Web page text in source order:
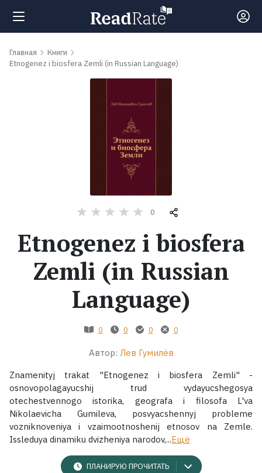
Поиск
обсуждаемые
Авторы
Коллекции
Главная
Книги
Etnogenez i biosfera Zemli (in Russian Language)
0
Etnogenez i biosfera
Zemli (in Russian
Language)
0 0 0 0
Автор: Лев Гумилёв
Znamenityj trakat "Etnogenez i biosfera Zemli" -
osnovopolagayucshij trud vydayucshegosya
otechestvennogo istorika, geografa i filosofa L'va
Nikolaevicha Gumileva, posvyacshennyj probleme
vozniknoveniya i vzaimootnoshenij etnosov na Zemle.
Issleduya dinamiku dvizheniya narodov,...Ещё
ПЛАНИРУЮ ПРОЧИТАТЬ